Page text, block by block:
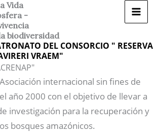
Vida
-
biodiversidad
DEL CONSORCIO " RESERVA
VRAEM"
internacional sin fines de
año 2000 con el objetivo de llevar a
investigación para la recuperación y
bosques amazónicos.